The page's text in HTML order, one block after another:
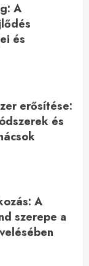
A
és
erősítése:
és
A
szerepe a